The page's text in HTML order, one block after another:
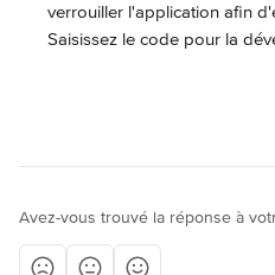
verrouiller l'application afin
Saisissez le code pour la
Avez-vous trouvé la réponse à